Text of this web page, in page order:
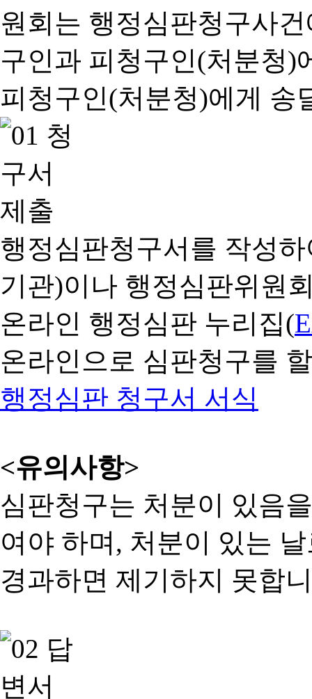
행정심판청구서를 작성
기관)이나 행정심판위원
온라인 행정심판 누리집(
온라인으로 심판청구를
행정심판 청구서 서식
<유의사항>
심판청구는 처분이 있음
여야 하며, 처분이 있는
경과하면 제기하지 못합